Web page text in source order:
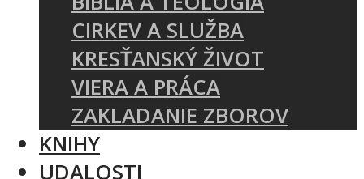
CIRKEV A SLUŽBA
KRESŤANSKÝ ŽIVOT
VIERA A PRÁCA
ZAKLADANIE ZBOROV
KNIHY
UDALOSTI